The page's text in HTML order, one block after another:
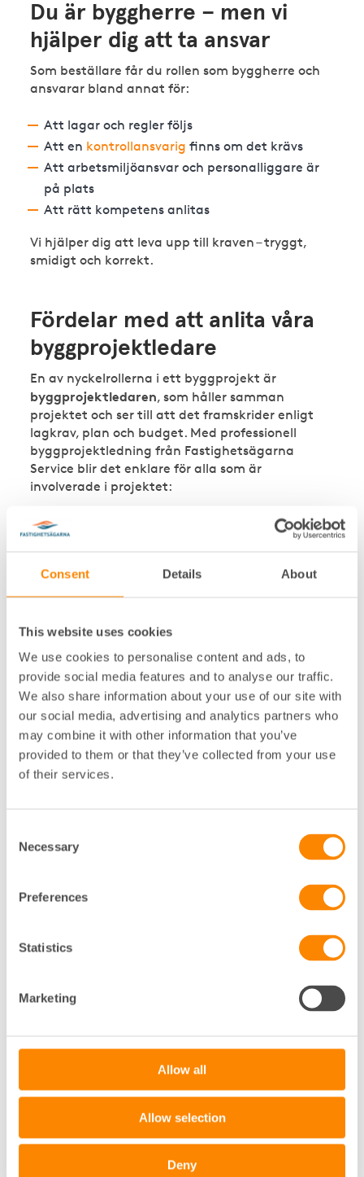
Consent Details About
This website uses cookies
We use cookies to personalise content and ads, to
provide social media features and to analyse our traffic.
We also share information about your use of our site with
our social media, advertising and analytics partners who
may combine it with other information that you’ve
provided to them or that they’ve collected from your use
of their services.
Selection
Necessary
Preferences
Statistics
Marketing
Allow all
Allow selection
Deny
Du är byggherre – men vi
hjälper dig att ta ansvar
Som beställare får du rollen som byggherre och
ansvarar bland annat för:
Att lagar och regler följs
Att en kontrollansvarig finns om det krävs
Att arbetsmiljöansvar och personalliggare är
på plats
Att rätt kompetens anlitas
Vi hjälper dig att leva upp till kraven – tryggt,
smidigt och korrekt.
Fördelar med att anlita våra
byggprojektledare
En av nyckelrollerna i ett byggprojekt är
byggprojektledaren, som håller samman
projektet och ser till att det framskrider enligt
lagkrav, plan och budget. Med professionell
byggprojektledning från Fastighetsägarna
Service blir det enklare för alla som är
involverade i projektet:
Våra byggprojektledare vet vad ett
byggprojekt kostar och vilka summor som är
fastighetsjuridisk hjälp
Byggprojektledaren ansvarar för förarbetet,
projektledningen och byggledningen från start
till slut och finns tillgänglig under hela
projektets gång för att svara på de frågor som
uppstår. Det tar tid, som du kan lägga på
annat.
Våra projektledare har stor teknisk kunskap.
gång. På det viset kan du känna dig trygg i att
ditt ansvar som byggherre uppfylls. Passa på
redan nu.